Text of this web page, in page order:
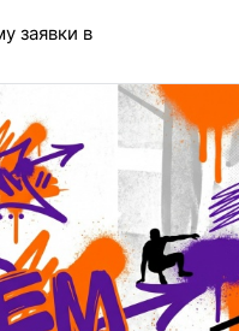
заявки в